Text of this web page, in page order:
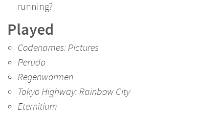
running?
Played
Codenames: Pictures
Perudo
Regenwormen
Tokyo Highway: Rainbow City
Eternitium